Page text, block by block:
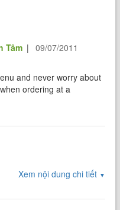
Tâm |
09/07/2011
and never worry about
ordering at a
Xem nội dung chi tiết ▼